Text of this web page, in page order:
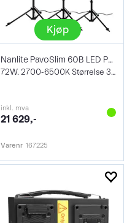
Kjøp
Nanlite PavoSlim 60B LED Panel 3-Kit
72W. 2700-6500K Størrelse 30x30 cm
inkl. mva
21 629,-
Varenr 167225